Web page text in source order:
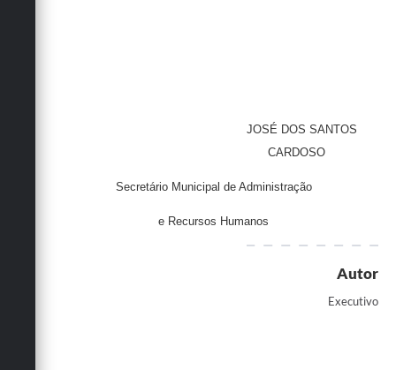
JOSÉ DOS SANTOS
CARDOSO
Secretário Municipal de Administração
e Recursos Humanos
Autor
Executivo